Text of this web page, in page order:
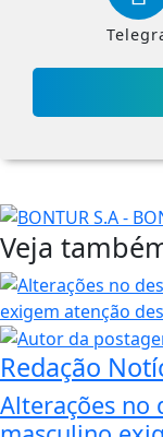
Veja
Redação
Alterações no